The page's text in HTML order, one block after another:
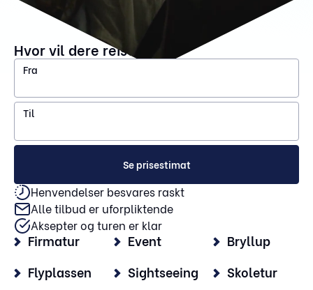
Hvor vil dere reise?
Fra
Til
Se prisestimat
Henvendelser besvares raskt
Alle tilbud er uforpliktende
Aksepter og turen er klar
Firmatur Event
Bryllup
Flyplassen
Sightseeing
Skoletur